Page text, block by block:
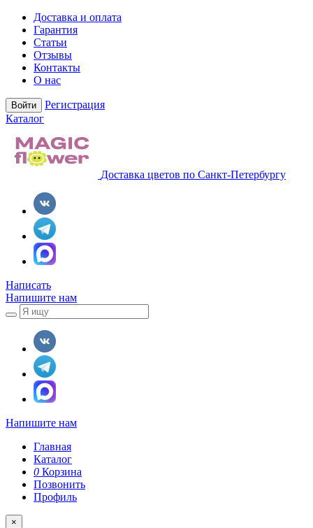
Доставка и оплата
Гарантия
Статьи
Отзывы
Контакты
О нас
Войти
Регистрация
Каталог
Доставка цветов по Санкт-Петербургу
Написать
Напишите нам
Напишите нам
Главная
Каталог
0 Корзина
Позвонить
Профиль
×